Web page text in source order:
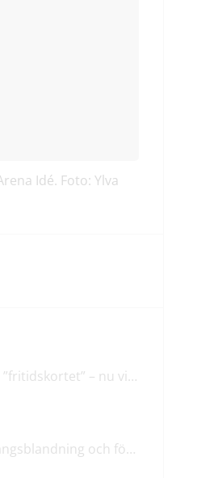
Idé. Foto: Ylva
En tredjedel använder ”fritidskortet” – nu vill regeringen utveckla det
M & SD hycklar om tvångsblandning och förvärrar segregationen